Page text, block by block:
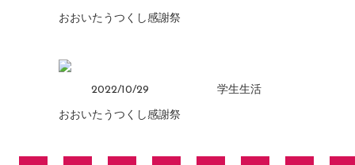
おおいたうつくし感謝祭
2022/10/29 学生生活
おおいたうつくし感謝祭